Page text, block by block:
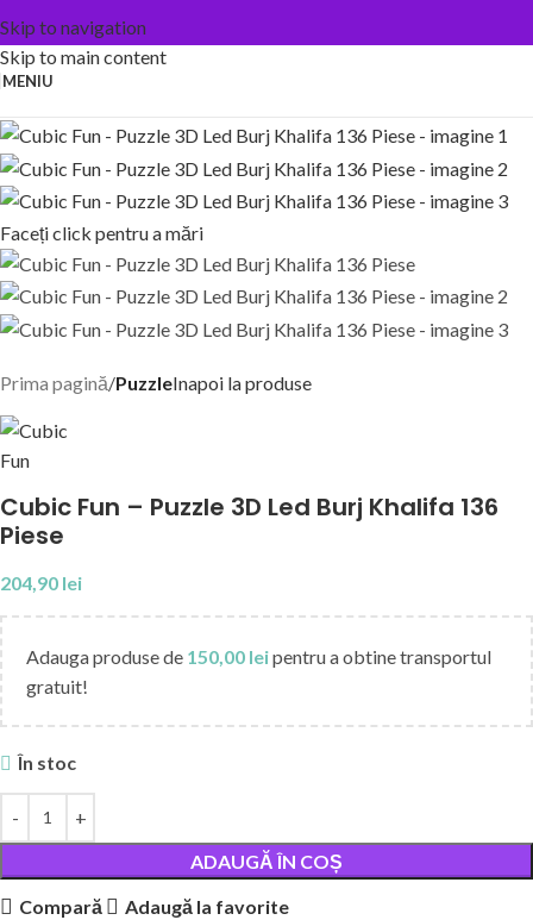
Skip to navigation
Skip to main content
MENIU
Faceți click pentru a mări
Prima pagină PuzzleInapoi la produse
Cubic Fun – Puzzle 3D Led Burj Khalifa 136
Piese
204,90 lei
Adauga produse de 150,00 leipentru a obtine transportul
gratuit!
În stoc
ADAUGĂ ÎN COȘ
Compară
Adaugă la favorite